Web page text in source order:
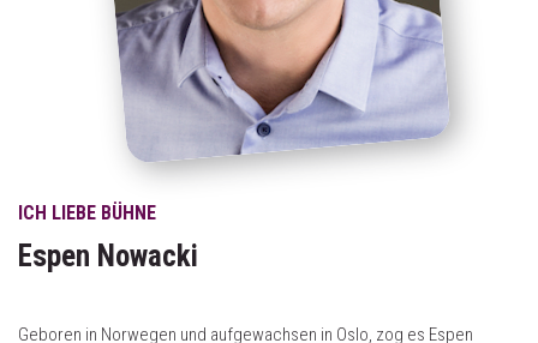
ICH LIEBE BÜHNE
Espen Nowacki
Geboren in Norwegen und aufgewachsen in Oslo, zog es Espen